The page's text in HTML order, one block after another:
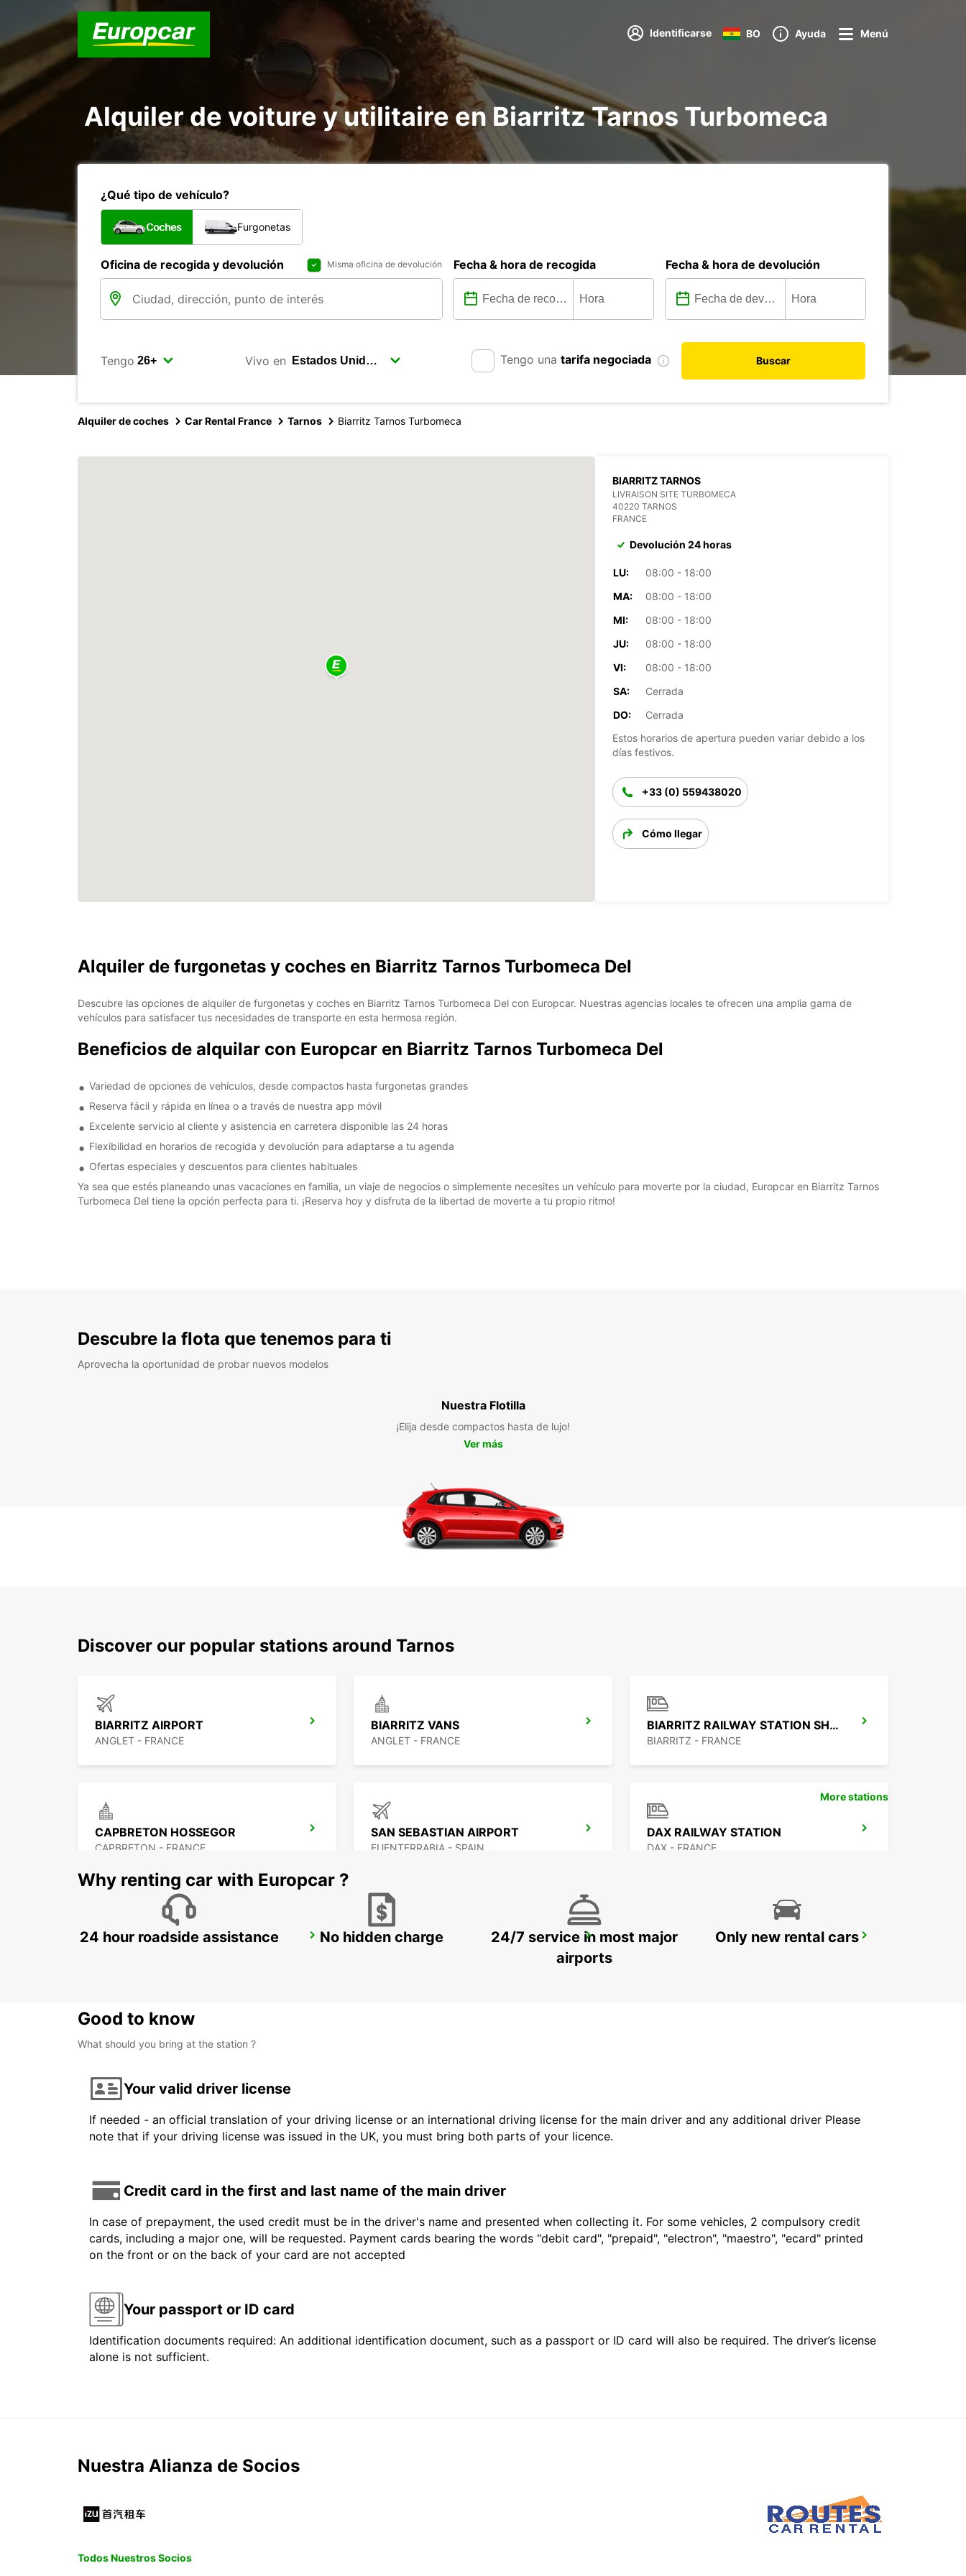
Identificarse BO Ayuda Menú
Alquiler de voiture y utilitaire en Biarritz Tarnos Turbomeca
¿Qué tipo de vehículo?
Coches Furgonetas
Oficina de recogida y devolución Misma oficina de devolución Fecha & hora de recogida Fecha & hora de devolución
Tengo Vivo en Tengo una tarifa negociada Buscar
Alquiler de coches Car Rental France Tarnos Biarritz Tarnos Turbomeca
BIARRITZ TARNOS
LIVRAISON SITE TURBOMECA
40220 TARNOS
FRANCE
Devolución 24 horas
LU:
08:00 - 18:00
MA:
08:00 - 18:00
MI:
08:00 - 18:00
JU:
08:00 - 18:00
VI:
08:00 - 18:00
SA:
Cerrada
DO:
Cerrada
Estos horarios de apertura pueden variar debido a los
días festivos.
+33 (0) 559438020
Cómo llegar
Alquiler de furgonetas y coches en Biarritz Tarnos Turbomeca Del
Descubre las opciones de alquiler de furgonetas y coches en Biarritz Tarnos Turbomeca Del con Europcar. Nuestras agencias locales te ofrecen una amplia gama de
vehículos para satisfacer tus necesidades de transporte en esta hermosa región.
Beneficios de alquilar con Europcar en Biarritz Tarnos Turbomeca Del
Variedad de opciones de vehículos, desde compactos hasta furgonetas grandes
Reserva fácil y rápida en línea o a través de nuestra app móvil
Excelente servicio al cliente y asistencia en carretera disponible las 24 horas
Flexibilidad en horarios de recogida y devolución para adaptarse a tu agenda
Ofertas especiales y descuentos para clientes habituales
Ya sea que estés planeando unas vacaciones en familia, un viaje de negocios o simplemente necesites un vehículo para moverte por la ciudad, Europcar en Biarritz Tarnos
Turbomeca Del tiene la opción perfecta para ti. ¡Reserva hoy y disfruta de la libertad de moverte a tu propio ritmo!
Descubre la flota que tenemos para ti
Aprovecha la oportunidad de probar nuevos modelos
Nuestra Flotilla
¡Elija desde compactos hasta de lujo!
Ver más
Discover our popular stations around Tarnos
BIARRITZ AIRPORT
ANGLET - FRANCE
BIARRITZ VANS
ANGLET - FRANCE
BIARRITZ RAILWAY STATION SHUTTLE
BIARRITZ - FRANCE
CAPBRETON HOSSEGOR
CAPBRETON - FRANCE
SAN SEBASTIAN AIRPORT
FUENTERRABIA - SPAIN
DAX RAILWAY STATION
DAX - FRANCE
DAX SAN SEBASTIAN CITY PAU MAULEON
More stations
Why renting car with Europcar ?
24 hour roadside assistance No hidden charge
24/7 service in most major
airports
Only new rental cars
Good to know
What should you bring at the station ?
Your valid driver license
If needed - an official translation of your driving license or an international driving license for the main driver and any additional driver Please
note that if your driving license was issued in the UK, you must bring both parts of your licence.
Credit card in the first and last name of the main driver
In case of prepayment, the used credit must be in the driver's name and presented when collecting it. For some vehicles, 2 compulsory credit
cards, including a major one, will be requested. Payment cards bearing the words "debit card", "prepaid", "electron", "maestro", "ecard" printed
on the front or on the back of your card are not accepted
Your passport or ID card
Identification documents required: An additional identification document, such as a passport or ID card will also be required. The driver’s license
alone is not sufficient.
Nuestra Alianza de Socios
Todos Nuestros Socios